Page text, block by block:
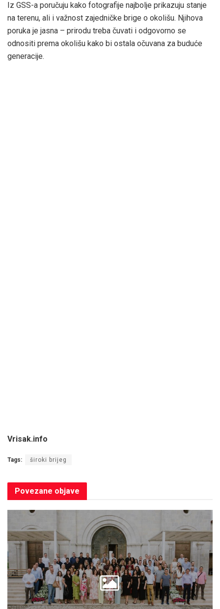
Iz GSS-a poručuju kako fotografije najbolje prikazuju stanje
na terenu, ali i važnost zajedničke brige o okolišu. Njihova
poruka je jasna – prirodu treba čuvati i odgovorno se
odnositi prema okolišu kako bi ostala očuvana za buduće
generacije.
Vrisak.info
Tags: široki brijeg
Povezane objave